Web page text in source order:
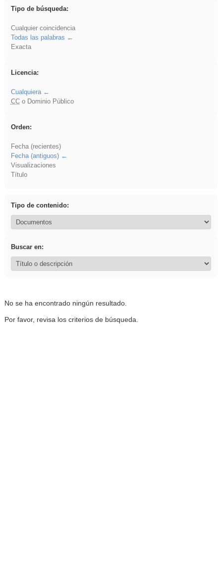
Tipo de búsqueda:
Cualquier coincidencia
Todas las palabras
Exacta
Licencia:
Cualquiera
CCo Dominio Público
Orden:
Fecha (recientes)
Fecha (antiguos)
Visualizaciones
Título
Tipo de contenido:
Buscar en:
No se ha encontrado ningún resultado.
Por favor, revisa los criterios de búsqueda.